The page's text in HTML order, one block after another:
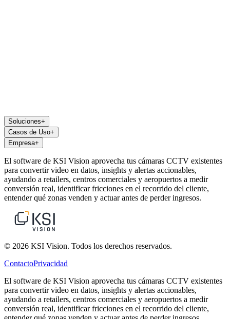
Soluciones+
Casos de Uso+
Empresa+
El software de KSI Vision aprovecha tus cámaras CCTV existentes
para convertir video en datos, insights y alertas accionables,
ayudando a retailers, centros comerciales y aeropuertos a medir
conversión real, identificar fricciones en el recorrido del cliente,
entender qué zonas venden y actuar antes de perder ingresos.
© 2026 KSI Vision. Todos los derechos reservados.
ContactoPrivacidad
El software de KSI Vision aprovecha tus cámaras CCTV existentes
para convertir video en datos, insights y alertas accionables,
ayudando a retailers, centros comerciales y aeropuertos a medir
conversión real, identificar fricciones en el recorrido del cliente,